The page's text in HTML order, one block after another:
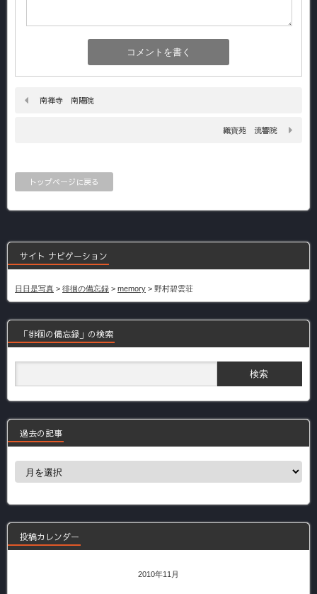
南禅寺 南陽院
織寶苑 流響院
トップページに戻る
サイト ナビゲーション
日日是写真 > 徘徊の備忘録 > memory > 野村碧雲荘
「徘徊の備忘録」の検索
過去の記事
事
投稿カレンダー
2010年11月